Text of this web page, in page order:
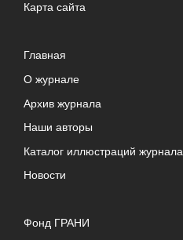
Карта сайта
Главная
О журнале
Архив журнала
Наши авторы
Каталог иллюстраций журнала
Новости
Фонд ГРАНИ